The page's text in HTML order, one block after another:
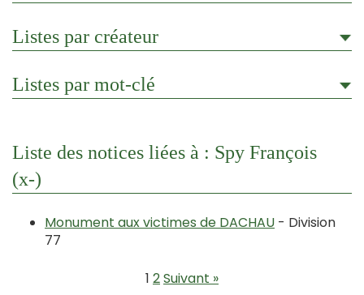
Listes par créateur
Listes par mot-clé
Liste des notices liées à : Spy François
(x-)
Monument aux victimes de DACHAU - Division
77
1 2Suivant »